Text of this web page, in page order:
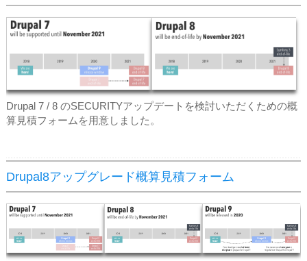
Drupal 7 / 8 のSECURITYアップデートを検討いただくための概
算見積フォームを用意しました。
Drupal8アップグレード概算見積フォーム